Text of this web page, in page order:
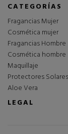
CATEGORÍAS
Fragancias Mujer
Cosmética mujer
Fragancias Hombre
Cosmética hombre
Maquillaje
Protectores Solares
Aloe Vera
LEGAL